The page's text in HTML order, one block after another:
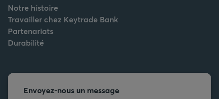
Notre histoire
Travailler chez Keytrade Bank
Partenariats
Durabilité
Envoyez-nous un message